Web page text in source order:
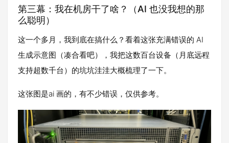
第三幕：我在机房干了啥？（AI 也没我想的那
么聪明）
这一个多月，我到底在搞什么？看着这张充满错误的 AI
生成示意图（凑合看吧），我把这数百台设备（月底远程
支持超数千台）的坑坑洼洼大概梳理了一下。
这张图是ai 画的，有不少错误，仅供参考。